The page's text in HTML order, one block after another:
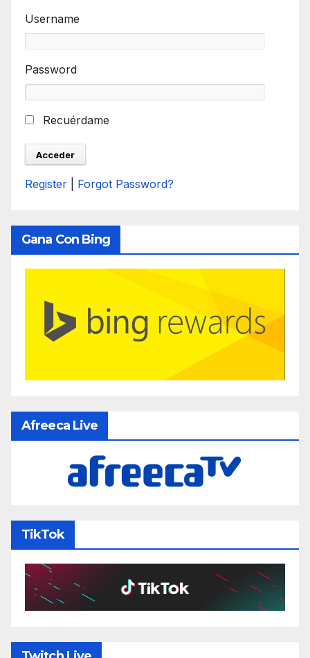
Username
Password
Recuérdame
Register Forgot Password?
Gana Con Bing
Afreeca Live
TikTok